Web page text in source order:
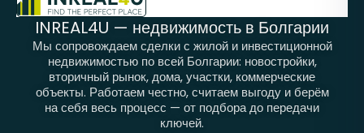
INREAL4U — недвижимость в Болгарии
Мы сопровождаем сделки с жилой и инвестиционной
недвижимостью по всей Болгарии: новостройки,
вторичный рынок, дома, участки, коммерческие
объекты. Работаем честно, считаем выгоду и берём
на себя весь процесс — от подбора до передачи
ключей.